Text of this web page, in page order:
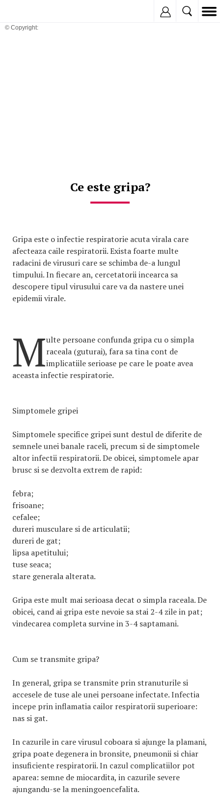
© Copyright:
Ce este gripa?
Gripa este o infectie respiratorie acuta virala care
afecteaza caile respiratorii. Exista foarte multe
radacini de virusuri care se schimba de-a lungul
timpului. In fiecare an, cercetatorii incearca sa
descopere tipul virusului care va da nastere unei
epidemii virale.
Multe persoane confunda gripa cu o simpla
raceala (guturai), fara sa tina cont de
implicatiile serioase pe care le poate avea
aceasta infectie respiratorie.
Simptomele gripei
Simptomele specifice gripei sunt destul de diferite de
semnele unei banale raceli, precum si de simptomele
altor infectii respiratorii. De obicei, simptomele apar
brusc si se dezvolta extrem de rapid:
febra;
frisoane;
cefalee;
dureri musculare si de articulatii;
dureri de gat;
lipsa apetitului;
tuse seaca;
stare generala alterata.
Gripa este mult mai serioasa decat o simpla raceala. De
obicei, cand ai gripa este nevoie sa stai 2-4 zile in pat;
vindecarea completa survine in 3-4 saptamani.
Cum se transmite gripa?
In general, gripa se transmite prin stranuturile si
accesele de tuse ale unei persoane infectate. Infectia
incepe prin inflamatia cailor respiratorii superioare:
nas si gat.
In cazurile in care virusul coboara si ajunge la plamani,
gripa poate degenera in bronsite, pneumonii si chiar
insuficiente respiratorii. In cazul complicatiilor pot
aparea: semne de miocardita, in cazurile severe
ajungandu-se la meningoencefalita.